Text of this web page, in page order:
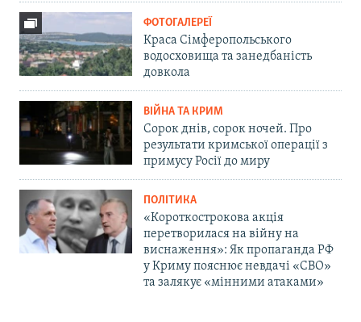
ФОТОГАЛЕРЕЇ
Краса Сімферопольського
водосховища та занедбаність
довкола
ВІЙНА ТА КРИМ
Сорок днів, сорок ночей. Про
результати кримської операції з
примусу Росії до миру
ПОЛІТИКА
«Короткострокова акція
перетворилася на війну на
виснаження»: Як пропаганда РФ
у Криму пояснює невдачі «СВО»
та залякує «мінними атаками»